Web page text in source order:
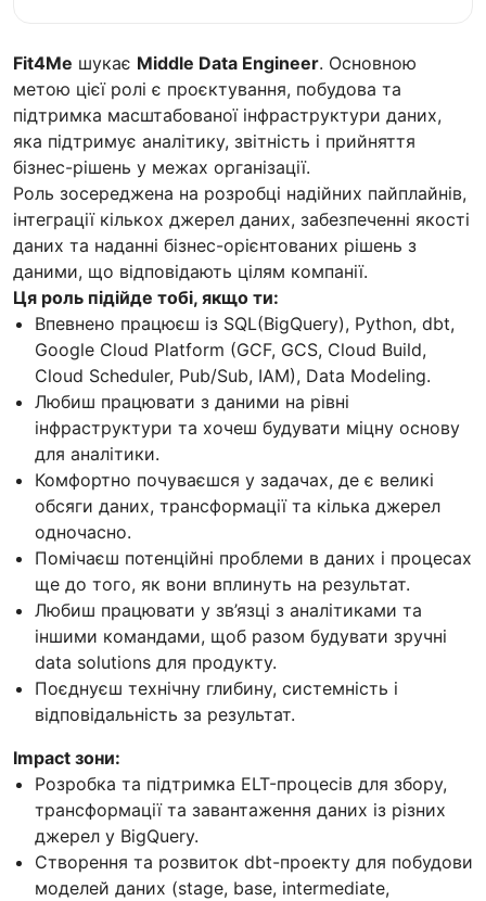
Fit4Me шукає Middle Data Engineer. Основною
метою цієї ролі є проєктування, побудова та
підтримка масштабованої інфраструктури даних,
яка підтримує аналітику, звітність і прийняття
бізнес-рішень у межах організації.
Роль зосереджена на розробці надійних пайплайнів,
інтеграції кількох джерел даних, забезпеченні якості
даних та наданні бізнес-орієнтованих рішень з
даними, що відповідають цілям компанії.
Ця роль підійде тобі, якщо ти:
Впевнено працюєш із SQL(BigQuery), Python, dbt,
Google Cloud Platform (GCF, GCS, Cloud Build,
Cloud Scheduler, Pub/Sub, IAM), Data Modeling.
Любиш працювати з даними на рівні
інфраструктури та хочеш будувати міцну основу
для аналітики.
Комфортно почуваєшся у задачах, де є великі
обсяги даних, трансформації та кілька джерел
одночасно.
Помічаєш потенційні проблеми в даних і процесах
ще до того, як вони вплинуть на результат.
Любиш працювати у зв’язці з аналітиками та
іншими командами, щоб разом будувати зручні
data solutions для продукту.
Поєднуєш технічну глибину, системність і
відповідальність за результат.
Impact зони:
Розробка та підтримка ELT-процесів для збору,
трансформації та завантаження даних із різних
джерел у BigQuery.
Створення та розвиток dbt-проекту для побудови
моделей даних (stage, base, intermediate,